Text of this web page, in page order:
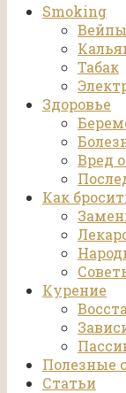
Smoking
Вейпы
Табак
Здоровье
Вред
Как
Курение
Полезные
Статьи